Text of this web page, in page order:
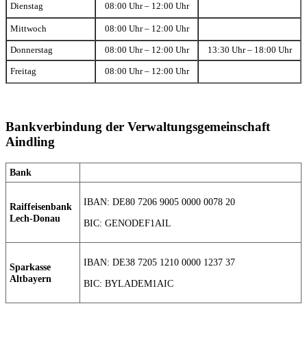
Dienstag 08:00 Uhr – 12:00 Uhr
Mittwoch 08:00 Uhr – 12:00 Uhr
Donnerstag 08:00 Uhr – 12:00 Uhr 13:30 Uhr – 18:00 Uhr
Freitag 08:00 Uhr – 12:00 Uhr
Bankverbindung der Verwaltungsgemeinschaft
Aindling
Bank
Raiffeisenbank
Lech-Donau
IBAN: DE80 7206 9005 0000 0078 20
BIC: GENODEF1AIL
Sparkasse
Altbayern
IBAN: DE38 7205 1210 0000 1237 37
BIC: BYLADEM1AIC